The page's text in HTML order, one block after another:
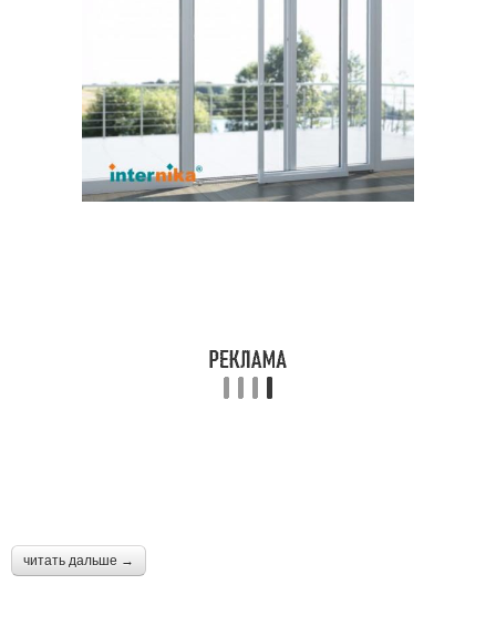
читать дальше →